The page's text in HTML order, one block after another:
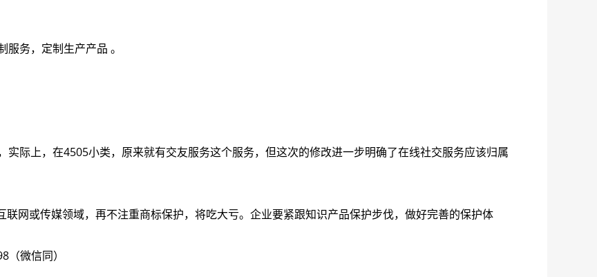
务，定制生产产品 。
实际上，在4505小类，原来就有交友服务这个服务，但这次的修改进一步明确了在线社交服务应该归属
网或传媒领域，再不注重商标保护，将吃大亏。企业要紧跟知识产品保护步伐，做好完善的保护体
微信同）